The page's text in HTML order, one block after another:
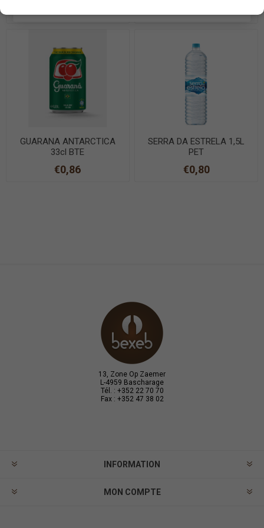
GUARANA ANTARCTICA
33cl BTE
€0,86
SERRA DA ESTRELA 1,5L
PET
€0,80
13, Zone Op Zaemer
L-4959 Bascharage
Tél. : +352 22 70 70
Fax : +352 47 38 02
INFORMATION
MON COMPTE